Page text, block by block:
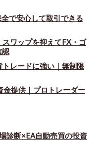
で安心して取引できる
ワップを抑えてFX・ゴ
認
レードに強い｜無制限
提供｜プロトレーダー
診断×EA自動売買の投資